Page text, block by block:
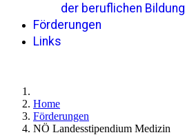
der beruflichen Bildung
Förderungen
Links
Home
Förderungen
NÖ Landesstipendium Medizin